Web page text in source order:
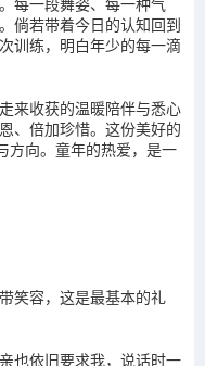
倘若带着今日的认知回到
训练，明白年少的每一滴
来收获的温暖陪伴与悉心
、倍加珍惜。这份美好的
方向。童年的热爱，是一
笑容，这是最基本的礼
也依旧要求我，说话时一